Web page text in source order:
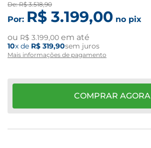
De:R$ 3.518,90
Por: R$ 3.199,00 no pix
ou R$ 3.199,00 em até
10x de R$ 319,90sem juros
Mais informações de pagamento
COMPRAR AGORA